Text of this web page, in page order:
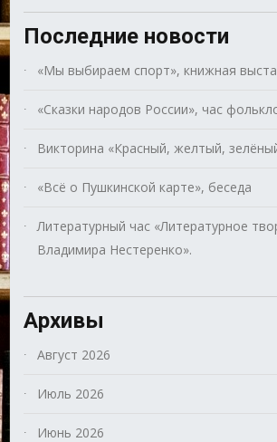
Последние новости
«Мы выбираем спорт», книжная
«Сказки народов России», час
Викторина «Красный, желтый,
«Всё о Пушкинской карте», беседа
Литературный час «Литературное
Владимира Нестеренко».
Архивы
Август 2026
Июль 2026
Июнь 2026